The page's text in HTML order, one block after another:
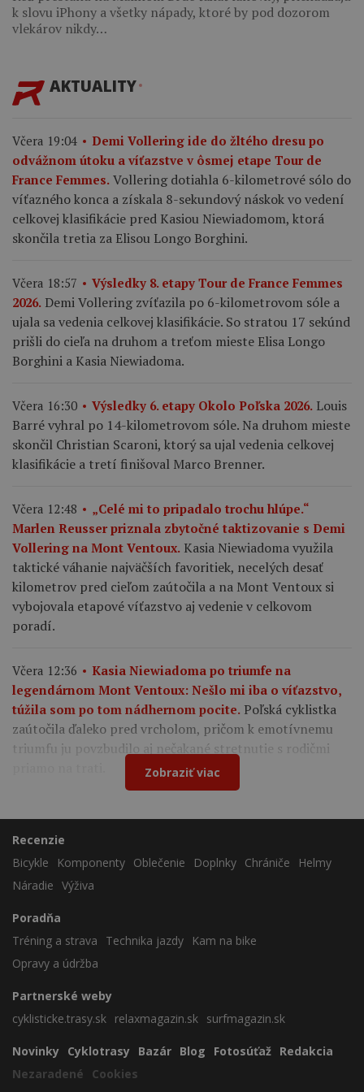
k slovu iPhony a všetky nápady, ktoré by pod dozorom
vlekárov nikdy…
AKTUALITY
Včera 19:04
Demi Vollering ide do žltého dresu po
odvážnom útoku a víťazstve v ôsmej etape Tour de
France Femmes. Vollering dotiahla 6-kilometrové sólo do
víťazného konca a získala 8-sekundový náskok vo vedení
celkovej klasifikácie pred Kasiou Niewiadomom, ktorá
skončila tretia za Elisou Longo Borghini.
Včera 18:57
Výsledky 8. etapy Tour de France Femmes
2026. Demi Vollering zvíťazila po 6-kilometrovom sóle a
ujala sa vedenia celkovej klasifikácie. So stratou 17 sekúnd
prišli do cieľa na druhom a treťom mieste Elisa Longo
Borghini a Kasia Niewiadoma.
Včera 16:30 Výsledky 6. etapy Okolo Poľska 2026. Louis
Barré vyhral po 14-kilometrovom sóle. Na druhom mieste
skončil Christian Scaroni, ktorý sa ujal vedenia celkovej
klasifikácie a tretí finišoval Marco Brenner.
Včera 12:48
„Celé mi to pripadalo trochu hlúpe.“
Marlen Reusser priznala zbytočné taktizovanie s Demi
Vollering na Mont Ventoux. Kasia Niewiadoma využila
taktické váhanie najväčších favoritiek, necelých desať
kilometrov pred cieľom zaútočila a na Mont Ventoux si
vybojovala etapové víťazstvo aj vedenie v celkovom
poradí.
Včera 12:36
Kasia Niewiadoma po triumfe na
legendárnom Mont Ventoux: Nešlo mi iba o víťazstvo,
túžila som po tom nádhernom pocite. Poľská cyklistka
zaútočila ďaleko pred vrcholom, pričom k emotívnemu
triumfu ju povzbudilo aj nečakané stretnutie s rodičmi
Zobraziť viac
Recenzie
Bicykle
Komponenty Oblečenie Doplnky Chrániče
Helmy
Náradie Výživa
Poradňa
Tréning a strava
Technika jazdy
Kam na bike
Opravy a údržba
Partnerské weby
cyklisticke.trasy.sk relaxmagazin.sk surfmagazin.sk
Novinky Cyklotrasy Bazár Blog Fotosúťaž Redakcia
Nezaradené
Cookies